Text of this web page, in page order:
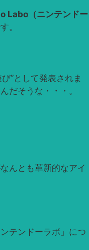
Labo（ニンテンドー
。
”として発表されま
だそうな・・・。
んとも革新的なアイ
テンドーラボ」につ